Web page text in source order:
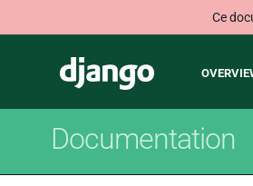
Ce
Main
Documentation